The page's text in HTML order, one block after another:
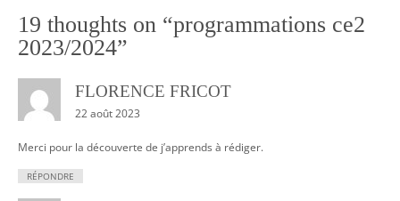
t
n
a
v
i
a
t
19 thoughts on “programmations ce2
2023/2024”
FLORENCE FRICOT
22 août 2023
Merci pour la découverte de j’apprends à rédiger.
RÉPONDRE